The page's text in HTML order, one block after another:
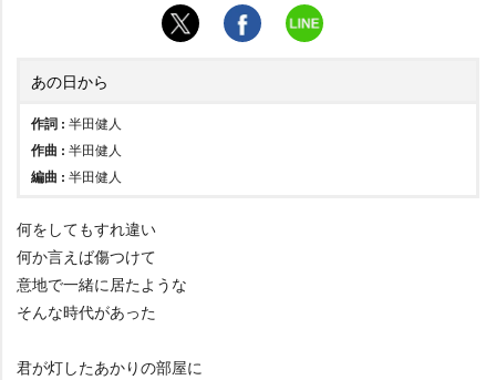
あの日から
作詞 : 半田健人
作曲 : 半田健人
編曲 : 半田健人
何をしてもすれ違い
何か言えば傷つけて
意地で一緒に居たような
そんな時代があった
君が灯したあかりの部屋に